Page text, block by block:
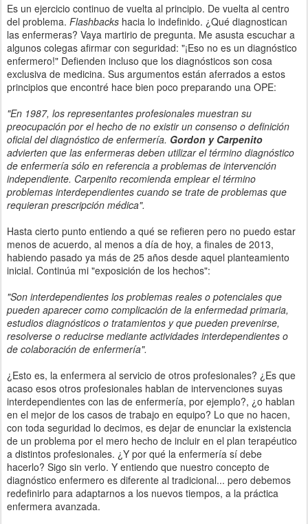
Es un ejercicio continuo de vuelta al principio. De vuelta al centro
del problema. Flashbacks hacia lo indefinido. ¿Qué diagnostican
las enfermeras? Vaya martirio de pregunta. Me asusta escuchar a
algunos colegas afirmar con seguridad: "¡Eso no es un diagnóstico
enfermero!" Defienden incluso que los diagnósticos son cosa
exclusiva de medicina. Sus argumentos están aferrados a estos
principios que encontré hace bien poco preparando una OPE:
"En 1987, los representantes profesionales muestran su
preocupación por el hecho de no existir un consenso o definición
oficial del diagnóstico de enfermería. Gordon y Carpenito
advierten que las enfermeras deben utilizar el término diagnóstico
de enfermería sólo en referencia a problemas de intervención
independiente. Carpenito recomienda emplear el término
problemas interdependientes cuando se trate de problemas que
requieran prescripción médica".
Hasta cierto punto entiendo a qué se refieren pero no puedo estar
menos de acuerdo, al menos a día de hoy, a finales de 2013,
habiendo pasado ya más de 25 años desde aquel planteamiento
inicial. Continúa mi "exposición de los hechos":
"Son interdependientes los problemas reales o potenciales que
pueden aparecer como complicación de la enfermedad primaria,
estudios diagnósticos o tratamientos y que pueden prevenirse,
resolverse o reducirse mediante actividades interdependientes o
de colaboración de enfermería".
¿Esto es, la enfermera al servicio de otros profesionales? ¿Es que
acaso esos otros profesionales hablan de intervenciones suyas
interdependientes con las de enfermería, por ejemplo?, ¿o hablan
en el mejor de los casos de trabajo en equipo? Lo que no hacen,
con toda seguridad lo decimos, es dejar de enunciar la existencia
de un problema por el mero hecho de incluir en el plan terapéutico
a distintos profesionales. ¿Y por qué la enfermería sí debe
hacerlo? Sigo sin verlo. Y entiendo que nuestro concepto de
diagnóstico enfermero es diferente al tradicional... pero debemos
redefinirlo para adaptarnos a los nuevos tiempos, a la práctica
enfermera avanzada.